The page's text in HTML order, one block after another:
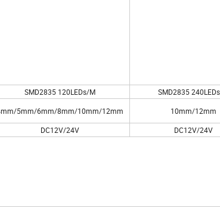
SMD2835 120LEDs/M
SMD2835
5mm/6mm/8mm/10mm/12mm
10mm/12mm
DC12V/24V
DC12V/24V